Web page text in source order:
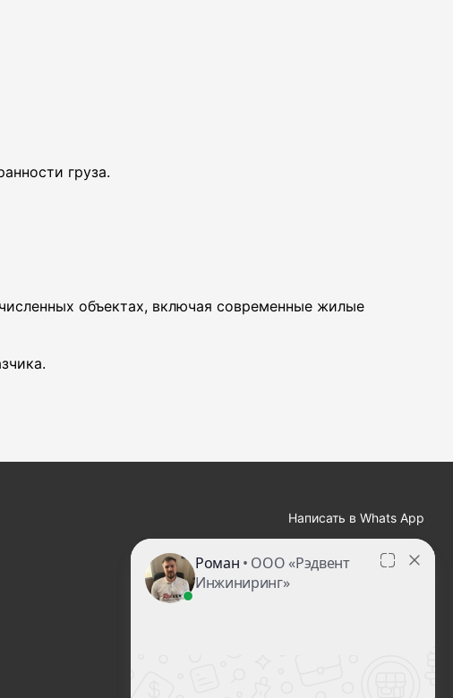
груза.
объектах, включая современные жилые
Написать в Whats App
zakaz@redvent-decor.ru